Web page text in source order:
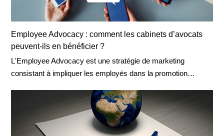
Employee Advocacy : comment les cabinets d’avocats
peuvent-ils en bénéficier ?
L'Employee Advocacy est une stratégie de marketing
consistant à impliquer les employés dans la promotion…